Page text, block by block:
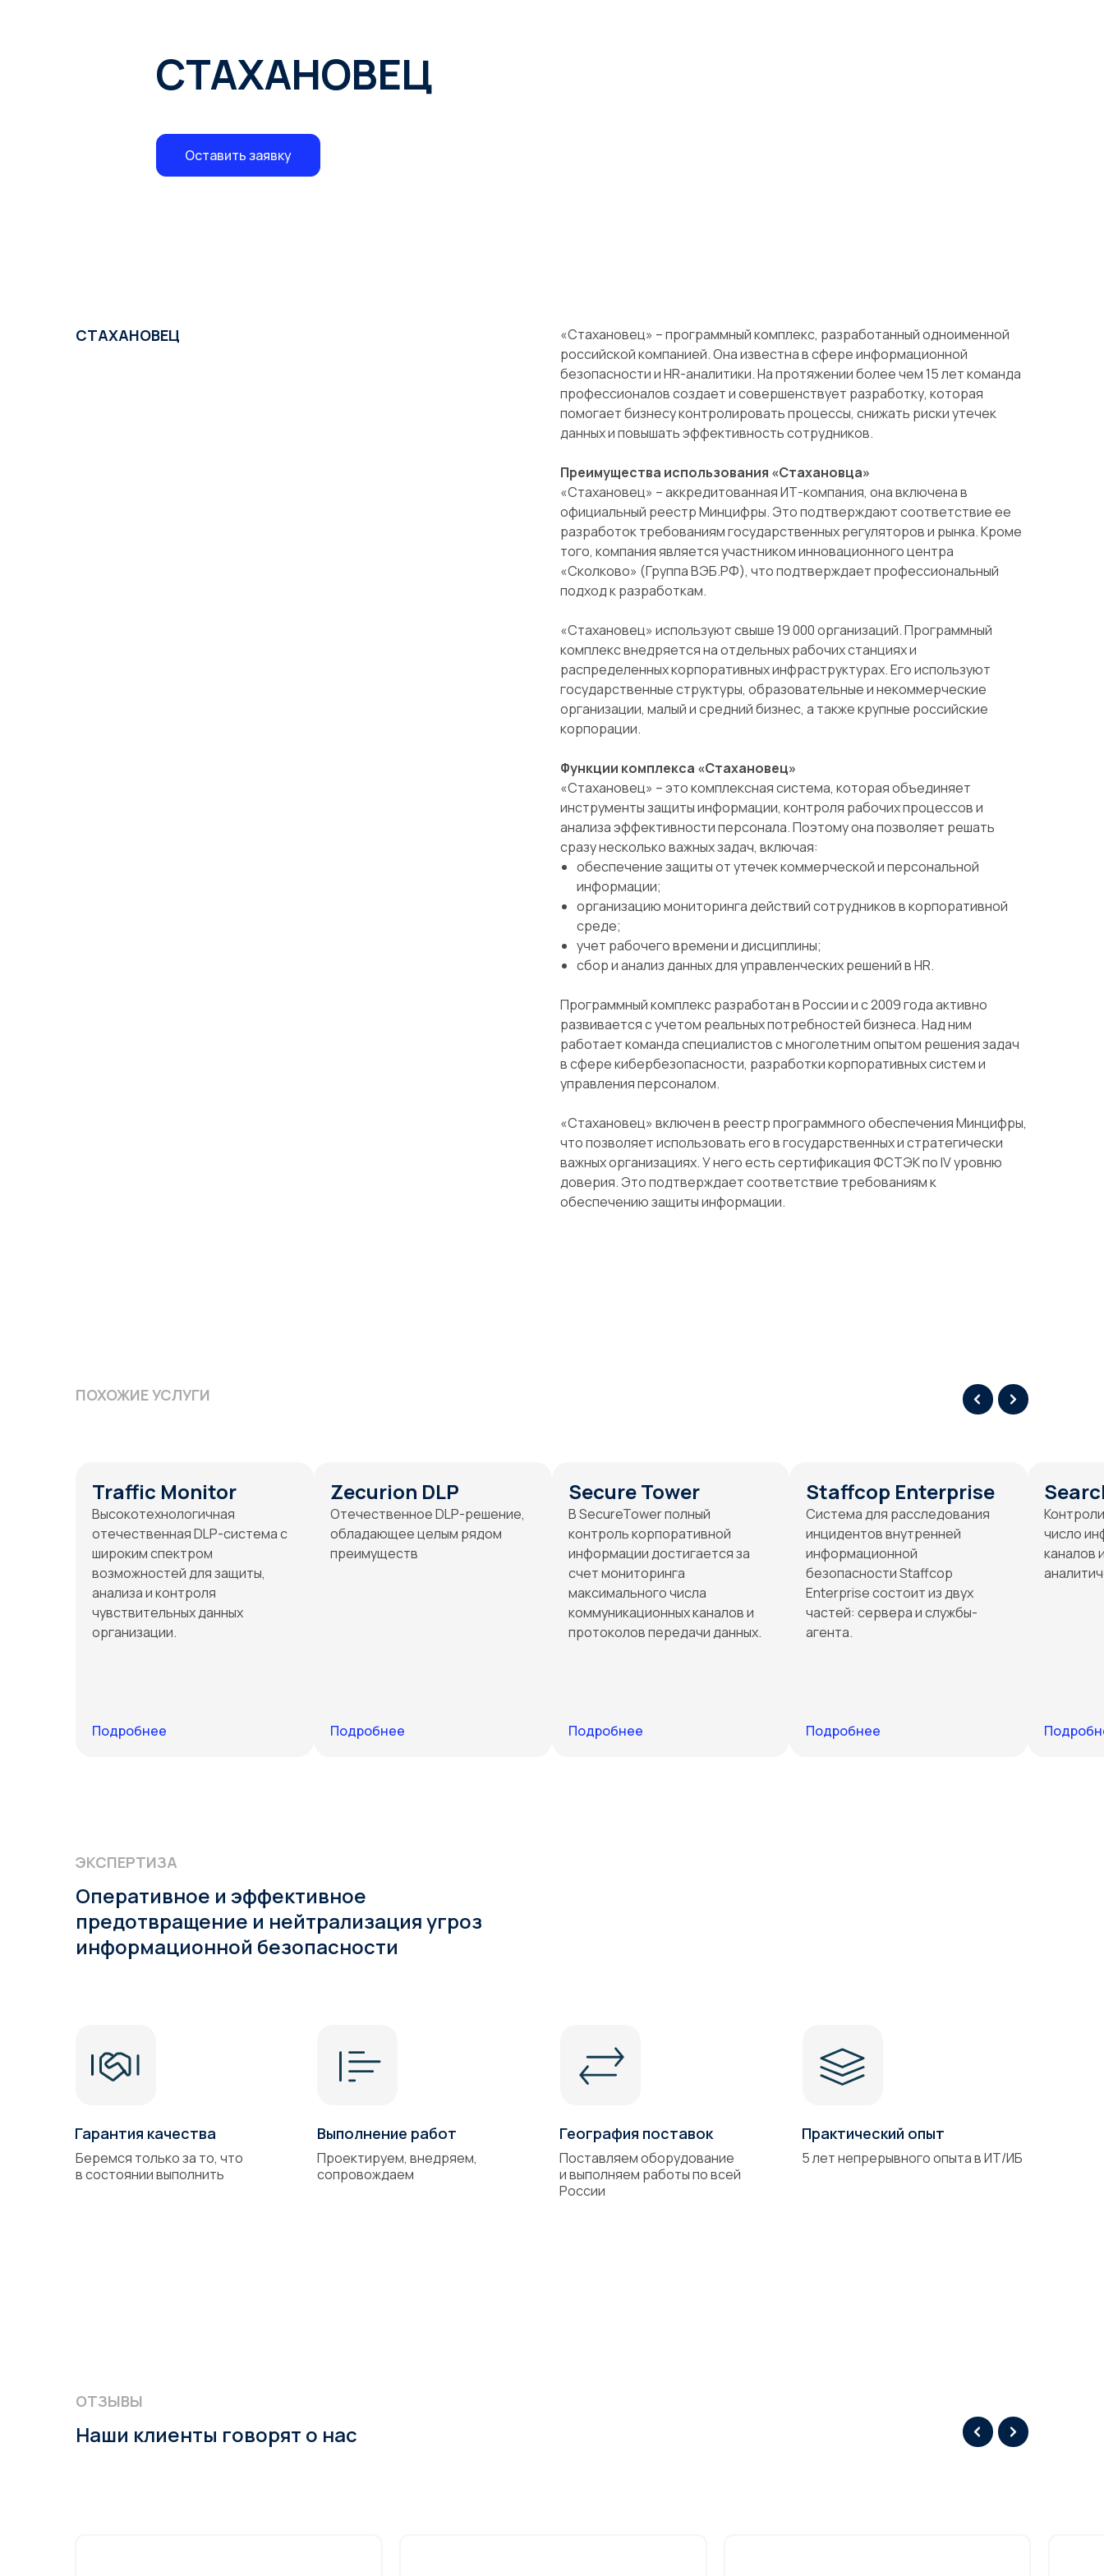
Оставить заявку
СТАХАНОВЕЦ
«Стахановец» – программный комплекс, разработанный одноименной
российской компанией. Она известна в сфере информационной
безопасности и HR-аналитики. На протяжении более чем 15 лет команда
профессионалов создает и совершенствует разработку, которая
помогает бизнесу контролировать процессы, снижать риски утечек
данных и повышать эффективность сотрудников.
Преимущества использования «Стахановца»
«Стахановец» – аккредитованная ИТ-компания, она включена в
официальный реестр Минцифры. Это подтверждают соответствие ее
разработок требованиям государственных регуляторов и рынка. Кроме
того, компания является участником инновационного центра
«Сколково» (Группа ВЭБ.РФ), что подтверждает профессиональный
подход к разработкам.
«Стахановец» используют свыше 19 000 организаций. Программный
комплекс внедряется на отдельных рабочих станциях и
распределенных корпоративных инфраструктурах. Его используют
государственные структуры, образовательные и некоммерческие
организации, малый и средний бизнес, а также крупные российские
корпорации.
Функции комплекса «Стахановец»
«Стахановец» – это комплексная система, которая объединяет
инструменты защиты информации, контроля рабочих процессов и
анализа эффективности персонала. Поэтому она позволяет решать
сразу несколько важных задач, включая:
обеспечение защиты от утечек коммерческой и персональной
информации;
организацию мониторинга действий сотрудников в корпоративной
среде;
учет рабочего времени и дисциплины;
сбор и анализ данных для управленческих решений в HR.
Программный комплекс разработан в России и с 2009 года активно
развивается с учетом реальных потребностей бизнеса. Над ним
работает команда специалистов с многолетним опытом решения задач
в сфере кибербезопасности, разработки корпоративных систем и
управления персоналом.
«Стахановец» включен в реестр программного обеспечения Минцифры,
что позволяет использовать его в государственных и стратегически
важных организациях. У него есть сертификация ФСТЭК по IV уровню
доверия. Это подтверждает соответствие требованиям к
обеспечению защиты информации.
СТАХАНОВЕЦ
ПОХОЖИЕ УСЛУГИ
Traffic Monitor
Высокотехнологичная
отечественная DLP-система с
широким спектром
возможностей для защиты,
анализа и контроля
чувствительных данных
организации.
Подробнее
Zecurion DLP
Отечественное DLP-решение,
обладающее целым рядом
преимуществ
Подробнее
Secure Tower
В SecureTower полный
контроль корпоративной
информации достигается за
счет мониторинга
максимального числа
коммуникационных каналов и
протоколов передачи данных.
Подробнее
Staffcop Enterprise
Система для расследования
инцидентов внутренней
информационной
безопасности Staffcop
Enterprise состоит из двух
частей: сервера и службы-
агента.
Подробнее
число
каналов
Оперативное и эффективное
предотвращение и нейтрализация угроз
информационной безопасности
ЭКСПЕРТИЗА
Гарантия качества
Беремся только за то, что
в состоянии выполнить
Выполнение работ
Проектируем, внедряем,
сопровождаем
География поставок Практический опыт
Поставляем оборудование
и выполняем работы по всей
России
5 лет непрерывного опыта в ИТ/ИБ
Наши клиенты говорят о нас
ОТЗЫВЫ